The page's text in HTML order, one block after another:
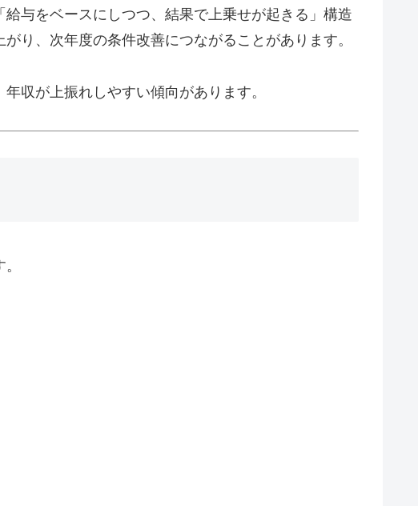
与をベースにしつつ、結果で上乗せが起きる」構造
り、次年度の条件改善につながることがあります。
収が上振れしやすい傾向があります。